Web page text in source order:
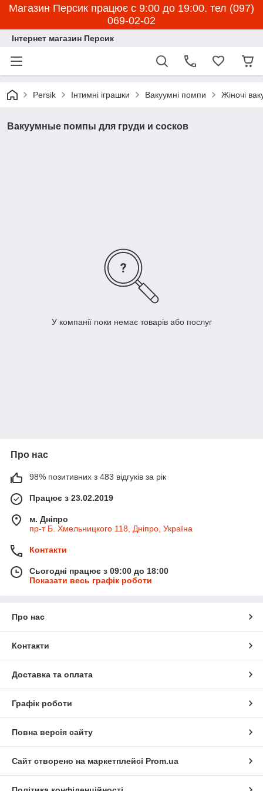
Магазин Персик працює с 9:00 до 19:00. тел (097)
069-02-02
Інтернет магазин Персик
Persik Інтимні іграшки Вакуумні помпи Жіночі
Вакуумные помпы для груди и сосков
У компанії поки немає товарів або послуг
Про нас
98% позитивних з 483 відгуків за рік
Працює з 23.02.2019
м. Дніпро
пр-т Б. Хмельницкого 118, Дніпро, Україна
Контакти
Сьогодні працює з 09:00 до 18:00
Показати весь графік роботи
Про нас
Контакти
Доставка та оплата
Графік роботи
Повна версія сайту
Сайт створено на маркетплейсі Prom.ua